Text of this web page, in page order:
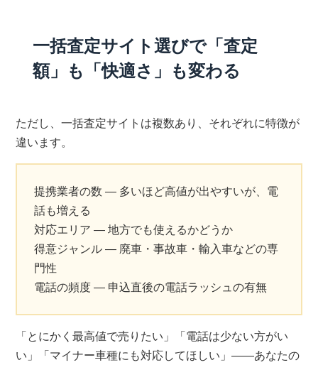
一括査定サイト選びで「査定
額」も「快適さ」も変わる
ただし、一括査定サイトは複数あり、それぞれに特徴が
違います。
提携業者の数 — 多いほど高値が出やすいが、電
話も増える
対応エリア — 地方でも使えるかどうか
得意ジャンル — 廃車・事故車・輸入車などの専
門性
電話の頻度 — 申込直後の電話ラッシュの有無
「とにかく最高値で売りたい」「電話は少ない方がい
い」「マイナー車種にも対応してほしい」——あなたの